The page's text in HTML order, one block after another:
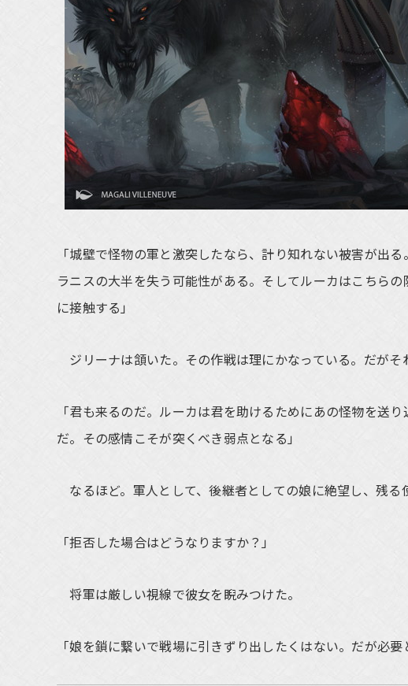
「城壁で怪物の軍と激突したなら、計り知れない被害が出
ラニスの大半を失う可能性がある。そしてルーカはこちら
に接触する」
ジリーナは頷いた。その作戦は理にかなっている。だがそ
「君も来るのだ。ルーカは君を助けるためにあの怪物を送
だ。その感情こそが突くべき弱点となる」
なるほど。軍人として、後継者としての娘に絶望し、残る
「拒否した場合はどうなりますか？」
将軍は厳しい視線で彼女を睨みつけた。
「娘を鎖に繋いで戦場に引きずり出したくはない。だが必要